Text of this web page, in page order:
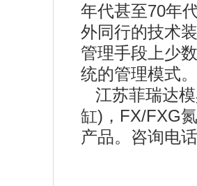
年代甚至70年
外同行的技术
管理手段上少
统的管理模式。
江苏菲瑞达
缸)，FX/FXG
产品。咨询电